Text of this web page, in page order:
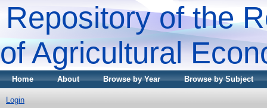
Repository of the
of Agricultural
Home About Browse by Year Browse by Subject
Login